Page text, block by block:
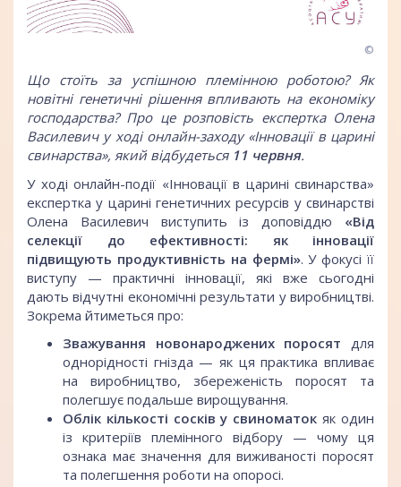
©
Що стоїть за успішною племінною роботою? Як
новітні генетичні рішення впливають на економіку
господарства? Про це розповість експертка Олена
Василевич у ході онлайн-заходу «Інновації в царині
свинарства», який відбудеться 11 червня.
У ході онлайн-події «Інновації в царині свинарства»
експертка у царині генетичних ресурсів у свинарстві
Олена Василевич виступить із доповіддю «Від
селекції до ефективності: як інновації
підвищують продуктивність на фермі». У фокусі її
виступу — практичні інновації, які вже сьогодні
дають відчутні економічні результати у виробництві.
Зокрема йтиметься про:
Зважування новонароджених поросят для
однорідності гнізда — як ця практика впливає
на виробництво, збереженість поросят та
полегшує подальше вирощування.
Облік кількості сосків у свиноматок як один
із критеріїв племінного відбору — чому ця
ознака має значення для виживаності поросят
та полегшення роботи на опоросі.